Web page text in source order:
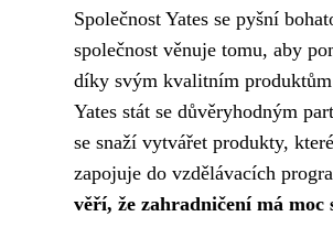
Společnost Yates se pyšní
společnost věnuje tomu, aby
díky svým kvalitním
Yates stát se důvěryhodným
se snaží vytvářet produkty,
zapojuje do vzdělávacích
věří, že zahradničení má